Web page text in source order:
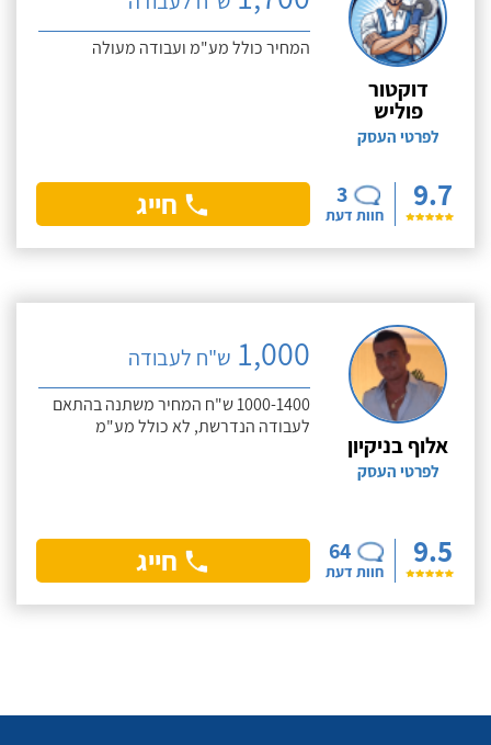
דוקטור
פוליש
לפרטי העסק
9.7
3
חוות דעת
המחיר כולל מע"מ ועבודה מעולה
חייג
אלוף בניקיון
לפרטי העסק
9.5
64
חוות דעת
1,000 ש"ח לעבודה
1000-1400 ש"ח המחיר משתנה בהתאם
לעבודה הנדרשת, לא כולל מע"מ
חייג